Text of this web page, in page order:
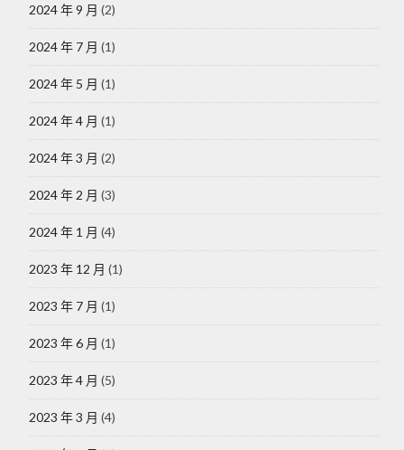
2024 年 9 月 (2)
2024 年 7 月 (1)
2024 年 5 月 (1)
2024 年 4 月 (1)
2024 年 3 月 (2)
2024 年 2 月 (3)
2024 年 1 月 (4)
2023 年 12 月 (1)
2023 年 7 月 (1)
2023 年 6 月 (1)
2023 年 4 月 (5)
2023 年 3 月 (4)